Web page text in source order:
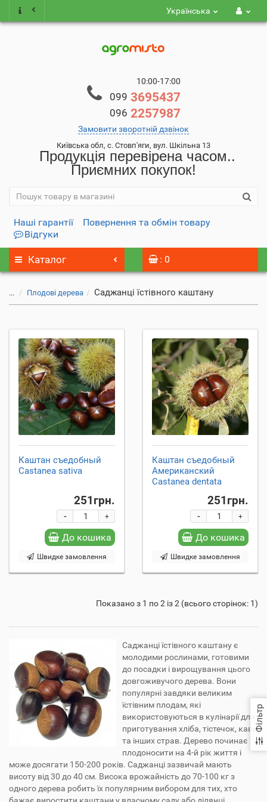
Українська
10:00-17:00
099 3695437
096 2257987
Замовити зворотній дзвінок
Київська обл, с. Стовп'яги, вул. Шкільна 13
Продукція перевірена часом..
Приємних покупок!
Наші гарантії
Повернення та обмін товару
Відгуки
Каталог : 0
... Плодові дерева Саджанці їстівного каштану
Фільтр
Каштан съедобный
Castanea sativa
251грн.
+
-
До кошика
Швидке замовлення
Каштан съедобный
Американский
Castanea dentata
251грн.
+
-
До кошика
Швидке замовлення
Показано з 1 по 2 із 2 (всього сторінок: 1)
Саджанці їстівного каштану є
молодими рослинами, готовими
до посадки і вирощування цього
довгоживучого дерева. Вони
популярні завдяки великим
їстівним плодам, які
використовуються в кулінарії для
приготування хліба, тістечок, кави
та інших страв. Дерево починає
плодоносити на 4-й рік життя і
може досягати 150-200 років. Саджанці зазвичай мають
висоту від 30 до 40 см. Висока врожайність до 70-100 кг з
одного дерева робить їх популярним вибором для тих, хто